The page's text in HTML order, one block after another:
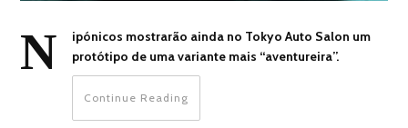
N
ipónicos mostrarão ainda no Tokyo Auto Salon um
protótipo de uma variante mais “aventureira”.
Continue Reading